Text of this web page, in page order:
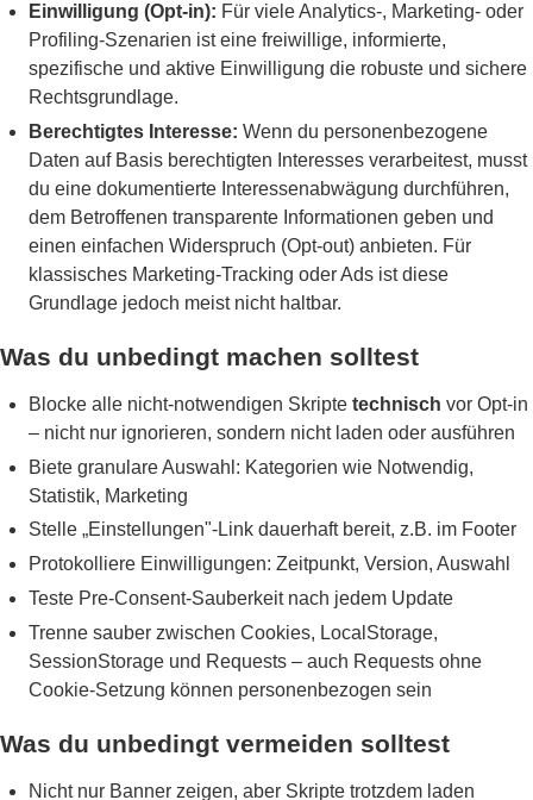
Einwilligung (Opt-in): Für viele Analytics-, Marketing- oder
Profiling-Szenarien ist eine freiwillige, informierte,
spezifische und aktive Einwilligung die robuste und sichere
Rechtsgrundlage.
Berechtigtes Interesse: Wenn du personenbezogene
Daten auf Basis berechtigten Interesses verarbeitest, musst
du eine dokumentierte Interessenabwägung durchführen,
dem Betroffenen transparente Informationen geben und
einen einfachen Widerspruch (Opt-out) anbieten. Für
klassisches Marketing-Tracking oder Ads ist diese
Grundlage jedoch meist nicht haltbar.
Was du unbedingt machen solltest
Blocke alle nicht-notwendigen Skripte technisch vor Opt-in
– nicht nur ignorieren, sondern nicht laden oder ausführen
Biete granulare Auswahl: Kategorien wie Notwendig,
Statistik, Marketing
Stelle „Einstellungen"-Link dauerhaft bereit, z.B. im Footer
Protokolliere Einwilligungen: Zeitpunkt, Version, Auswahl
Teste Pre-Consent-Sauberkeit nach jedem Update
Trenne sauber zwischen Cookies, LocalStorage,
SessionStorage und Requests – auch Requests ohne
Cookie-Setzung können personenbezogen sein
Was du unbedingt vermeiden solltest
Nicht nur Banner zeigen, aber Skripte trotzdem laden